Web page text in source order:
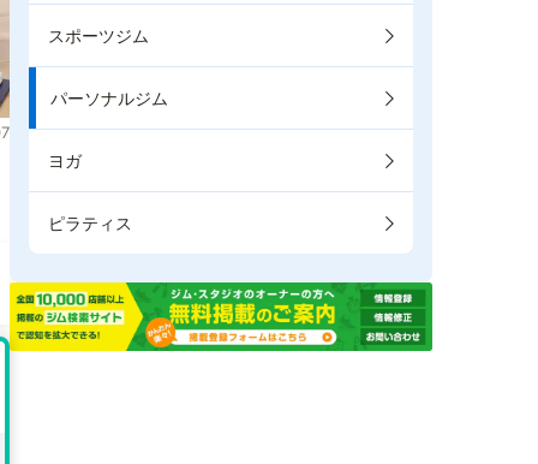
スポーツジム
パーソナルジム
ヨガ
ピラティス